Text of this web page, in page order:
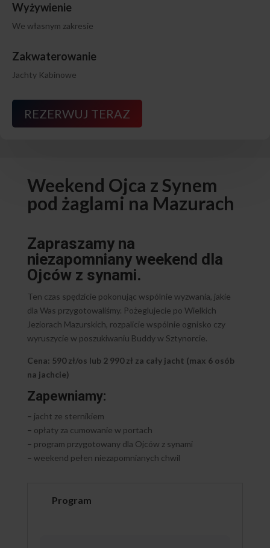
Wyżywienie
We własnym zakresie
Zakwaterowanie
Jachty Kabinowe
REZERWUJ TERAZ
Weekend Ojca z Synem
pod żaglami na Mazurach
Zapraszamy na
niezapomniany weekend dla
Ojców z synami.
Ten czas spędzicie pokonując wspólnie wyzwania, jakie
dla Was przygotowaliśmy. Pożeglujecie po Wielkich
Jeziorach Mazurskich, rozpalicie wspólnie ognisko czy
wyruszycie w poszukiwaniu Buddy w Sztynorcie.
Cena: 590 zł/os lub 2 990 zł za cały jacht (max 6 osób
na jachcie)
Zapewniamy:
– jacht ze sternikiem
– opłaty za cumowanie w portach
– program przygotowany dla Ojców z synami
– weekend pełen niezapomnianych chwil
Program